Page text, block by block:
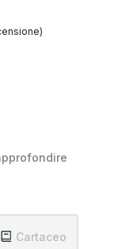
Cartaceo